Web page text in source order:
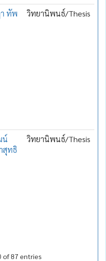
ทัพ
วิทยานิพนธ์/Thesis
น์
สุทธิ
วิทยานิพนธ์/Thesis
of 87 entries